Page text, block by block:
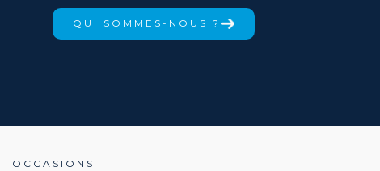
QUI SOMMES-NOUS ?
OCCASIONS